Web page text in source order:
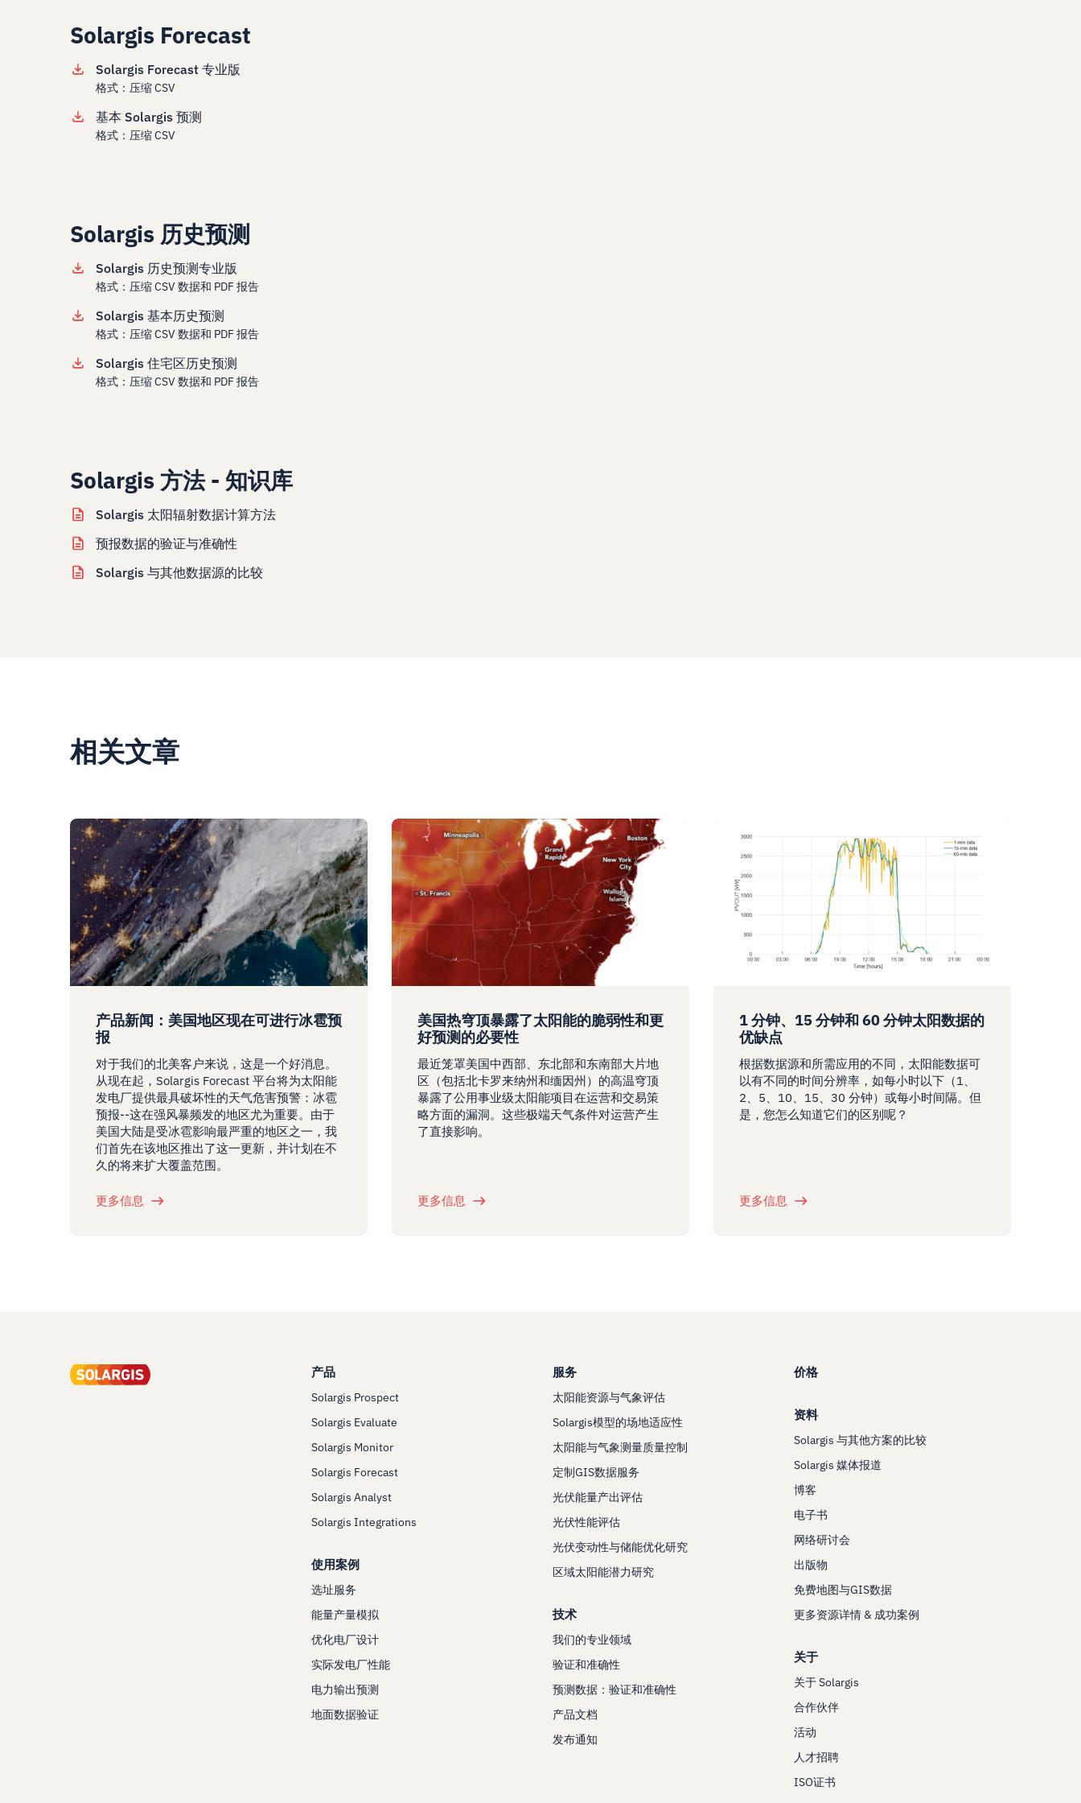
Solargis Forecast
Solargis Forecast 专业版
格式：压缩 CSV
基本 Solargis 预测
格式：压缩 CSV
Solargis 历史预测
Solargis 历史预测专业版
格式：压缩 CSV 数据和 PDF 报告
Solargis 基本历史预测
格式：压缩 CSV 数据和 PDF 报告
Solargis 住宅区历史预测
格式：压缩 CSV 数据和 PDF 报告
Solargis 方法 - 知识库
Solargis 太阳辐射数据计算方法
预报数据的验证与准确性
Solargis 与其他数据源的比较
相关文章
产品新闻：美国地区现在可进行冰雹预
报
对于我们的北美客户来说，这是一个好消息。
从现在起，Solargis Forecast 平台将为太阳能
发电厂提供最具破坏性的天气危害预警：冰雹
预报--这在强风暴频发的地区尤为重要。由于
美国大陆是受冰雹影响最严重的地区之一，我
们首先在该地区推出了这一更新，并计划在不
久的将来扩大覆盖范围。
更多信息
美国热穹顶暴露了太阳能的脆弱性和更
好预测的必要性
最近笼罩美国中西部、东北部和东南部大片地
区（包括北卡罗来纳州和缅因州）的高温穹顶
暴露了公用事业级太阳能项目在运营和交易策
略方面的漏洞。这些极端天气条件对运营产生
了直接影响。
更多信息
1 分钟、15 分钟和 60 分钟太阳数据的
优缺点
根据数据源和所需应用的不同，太阳能数据可
以有不同的时间分辨率，如每小时以下（1、
2、5、10、15、30 分钟）或每小时间隔。但
是，您怎么知道它们的区别呢？
更多信息
产品
Solargis Prospect
Solargis Evaluate
Solargis Monitor
Solargis Forecast
Solargis Analyst
Solargis Integrations
使用案例
选址服务
能量产量模拟
优化电厂设计
实际发电厂性能
电力输出预测
地面数据验证
服务
太阳能资源与气象评估
Solargis模型的场地适应性
太阳能与气象测量质量控制
定制GIS数据服务
光伏能量产出评估
光伏性能评估
光伏变动性与储能优化研究
区域太阳能潜力研究
技术
我们的专业领域
验证和准确性
预测数据：验证和准确性
产品文档
发布通知
价格
资料
Solargis 与其他方案的比较
Solargis 媒体报道
博客
电子书
网络研讨会
出版物
免费地图与GIS数据
更多资源详情 & 成功案例
关于
关于 Solargis
合作伙伴
活动
人才招聘
ISO证书